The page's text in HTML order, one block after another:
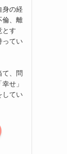
身の経
倫、離
とす
ってい
て、問
せ」
してい